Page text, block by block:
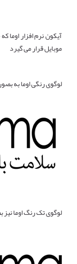
آیکون نرم افزار اوما
موبایل قرار می گیرد
لوگوی رنگی اوما به
لوگوی تک رنگ اوما